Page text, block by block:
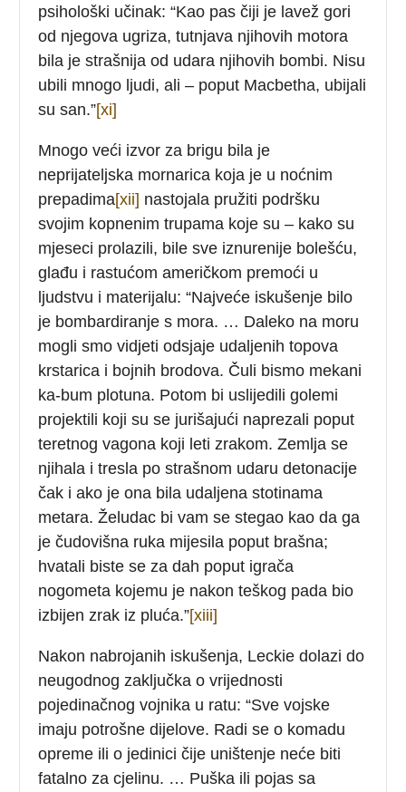
psihološki učinak: “Kao pas čiji je lavež gori
od njegova ugriza, tutnjava njihovih motora
bila je strašnija od udara njihovih bombi. Nisu
ubili mnogo ljudi, ali – poput Macbetha, ubijali
su san.”[xi]
Mnogo veći izvor za brigu bila je
neprijateljska mornarica koja je u noćnim
prepadima[xii] nastojala pružiti podršku
svojim kopnenim trupama koje su – kako su
mjeseci prolazili, bile sve iznurenije bolešću,
glađu i rastućom američkom premoći u
ljudstvu i materijalu: “Najveće iskušenje bilo
je bombardiranje s mora. … Daleko na moru
mogli smo vidjeti odsjaje udaljenih topova
krstarica i bojnih brodova. Čuli bismo mekani
ka-bum plotuna. Potom bi uslijedili golemi
projektili koji su se jurišajući naprezali poput
teretnog vagona koji leti zrakom. Zemlja se
njihala i tresla po strašnom udaru detonacije
čak i ako je ona bila udaljena stotinama
metara. Želudac bi vam se stegao kao da ga
je čudovišna ruka mijesila poput brašna;
hvatali biste se za dah poput igrača
nogometa kojemu je nakon teškog pada bio
izbijen zrak iz pluća.”[xiii]
Nakon nabrojanih iskušenja, Leckie dolazi do
neugodnog zaključka o vrijednosti
pojedinačnog vojnika u ratu: “Sve vojske
imaju potrošne dijelove. Radi se o komadu
opreme ili o jedinici čije uništenje neće biti
fatalno za cjelinu. … Puška ili pojas sa